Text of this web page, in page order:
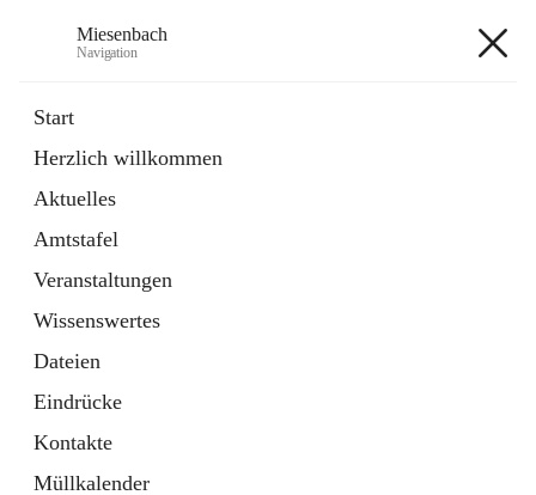
Miesenbach
Navigation
Start
Herzlich willkommen
Aktuelles
Amtstafel
Veranstaltungen
Wissenswertes
Dateien
Eindrücke
Kontakte
Müllkalender
Externe Webseite
in
Tab
Region Schneebergland
Externe Webseite
öffnet
in
neuem
Tab